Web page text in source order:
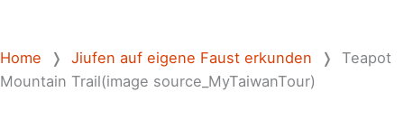
Home ❭ Jiufen auf eigene Faust erkunden ❭ Teapot
Mountain Trail(image source_MyTaiwanTour)